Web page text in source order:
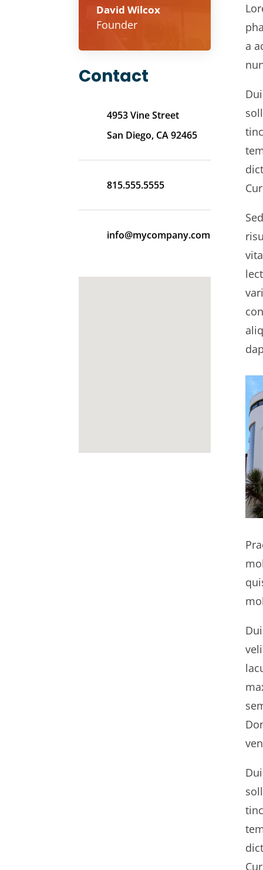
David Wilcox
Founder
Contact
4953 Vine Street
San Diego, CA 92465
815.555.5555
info@mycompany.com
a